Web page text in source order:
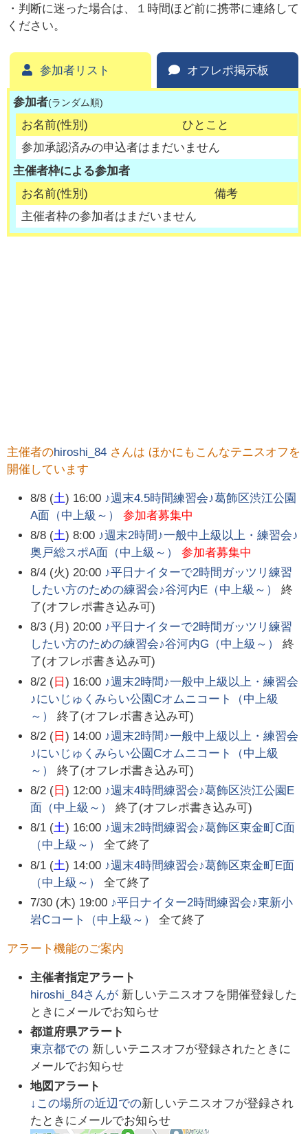
・判断に迷った場合は、１時間ほど前に携帯に連絡して
ください。
参加者リスト オフレポ掲示板
参加者(ランダム順)
お名前(性別)
ひとこと
参加承認済みの申込者はまだいません
主催者枠による参加者
お名前(性別)
備考
主催者枠の参加者はまだいません
主催者のhiroshi_84 さんは ほかにもこんなテニスオフを
開催しています
8/8 (土) 16:00 ♪週末4.5時間練習会♪葛飾区渋江公園
A面（中上級～）
参加者募集中
8/8 (土) 8:00 ♪週末2時間♪一般中上級以上・練習会♪
奥戸総スポA面（中上級～）
参加者募集中
8/4 (火) 20:00 ♪平日ナイターで2時間ガッツリ練習
したい方のための練習会♪谷河内E（中上級～）
終
了(オフレポ書き込み可)
8/3 (月) 20:00 ♪平日ナイターで2時間ガッツリ練習
したい方のための練習会♪谷河内G（中上級～）
終
了(オフレポ書き込み可)
8/2 ( 日) 16:00 ♪週末2時間♪一般中上級以上・練習会
♪にいじゅくみらい公園Cオムニコート（中上級
～）
終了(オフレポ書き込み可)
8/2 ( 日) 14:00 ♪週末2時間♪一般中上級以上・練習会
♪にいじゅくみらい公園Cオムニコート（中上級
～）
終了(オフレポ書き込み可)
8/2 ( 日) 12:00 ♪週末4時間練習会♪葛飾区渋江公園E
面（中上級～）
終了(オフレポ書き込み可)
8/1 (土) 16:00 ♪週末2時間練習会♪葛飾区東金町C面
（中上級～）
全て終了
8/1 (土) 14:00 ♪週末4時間練習会♪葛飾区東金町E面
（中上級～）
全て終了
7/30 (木) 19:00 ♪平日ナイター2時間練習会♪東新小
岩Cコート（中上級～）
全て終了
アラート機能のご案内
主催者指定アラート
hiroshi_84さんが 新しいテニスオフを開催登録した
ときにメールでお知らせ
都道府県アラート
東京都での 新しいテニスオフが登録されたときに
メールでお知らせ
地図アラート
↓この場所の近辺での新しいテニスオフが登録され
たときにメールでお知らせ